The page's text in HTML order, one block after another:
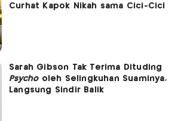
Curhat Kapok Nikah sama Cici-Cici
Sarah Gibson Tak Terima Dituding
Psychooleh Selingkuhan Suaminya,
Langsung Sindir Balik